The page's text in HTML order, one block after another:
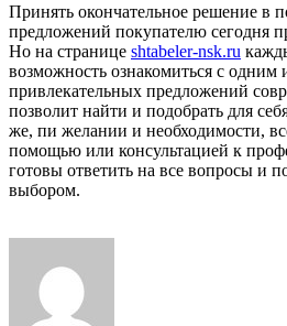
Принять окончательное решение в
предложений покупателю сегодня
Но на странице shtabeler-nsk.ru
возможность ознакомиться с одним
привлекательных предложений
позволит найти и подобрать для
же, пи желании и необходимости,
помощью или консультацией к
готовы ответить на все вопросы и
выбором.